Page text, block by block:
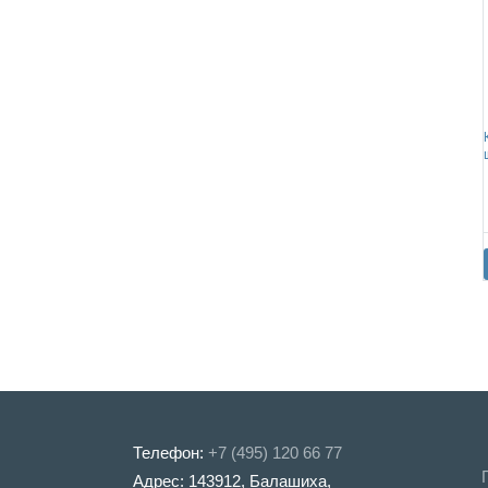
Телефон: +7 (495) 120 66 77
Адрес: 143912, Балашиха,